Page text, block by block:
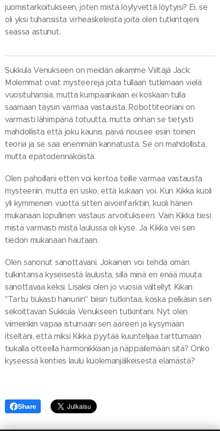
juomistarkoitukseen, joten mistä löylyvettä löytyisi? Ei, se
oli yksi tuhansista virheaskeleista joita olen tutkintojeni
seassa astunut.
Sukkula Venukseen on meidän aikamme Viiltäjä Jack.
Molemmat ovat mysteerejä joita tullaan tutkimaan vielä
vuosituhansia, mutta kumpaankaan ei koskaan tulla
saamaan täysin varmaa vastausta. Robottiteoriani on
varmasti lähimpänä totuutta, mutta onhan se tietysti
mahdollista että joku kaunis päivä nousee esiin toinen
teoria ja se saa enemmän kannatusta. Se on mahdollista,
mutta epätodennäköistä.
Olen pahoillani etten voi kertoa teille varmaa vastausta
mysteeriin, mutta en usko, että kukaan voi. Kun Kikka kuoli
yli kymmenen vuotta sitten aivoinfarktiin, kuoli hänen
mukanaan lopullinen vastaus arvoitukseen. Vain Kikka tiesi
mistä varmasti mistä laulussa oli kyse. Ja Kikka vei sen
tiedon mukanaan hautaan.
Olen sanonut sanottavani. Jokainen voi tehdä oman
tulkintansa kyseisestä laulusta, sillä minä en enää muuta
sanottavaa keksi. Lisäksi olen jo vuosia vältellyt Kikan
"Tartu tiukasti hanuriin" biisin tutkintaa, koska pelkäsin sen
sekoittavan Sukkula Venukseen tutkintani. Nyt olen
viimeinkin vapaa istumaan sen ääreen ja kysymään
itseltäni, että miksi Kikka pyytää kuuntelijaa tarttumaan
tiukalla otteella harmonikkaan ja näppäilemään sitä? Onko
kyseessä kenties laulu kuolemanjälkeisestä elämästä?
Share